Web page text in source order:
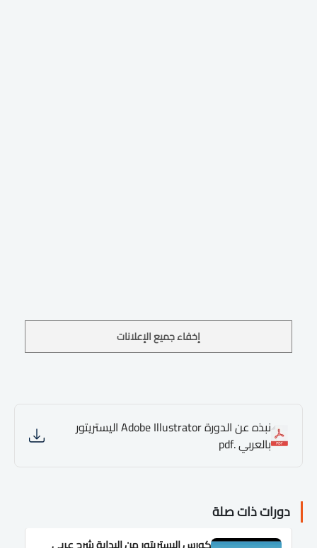
إخفاء جميع الإعلانات
نبذه عن الدورة Adobe Illustrator اليستريتور
بالعربي .pdf
دورات ذات صلة